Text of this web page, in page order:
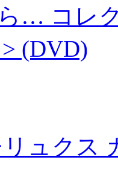
… コレ
(DVD)
ュクス